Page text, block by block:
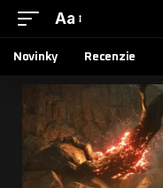
Aa
Novinky Recenzie